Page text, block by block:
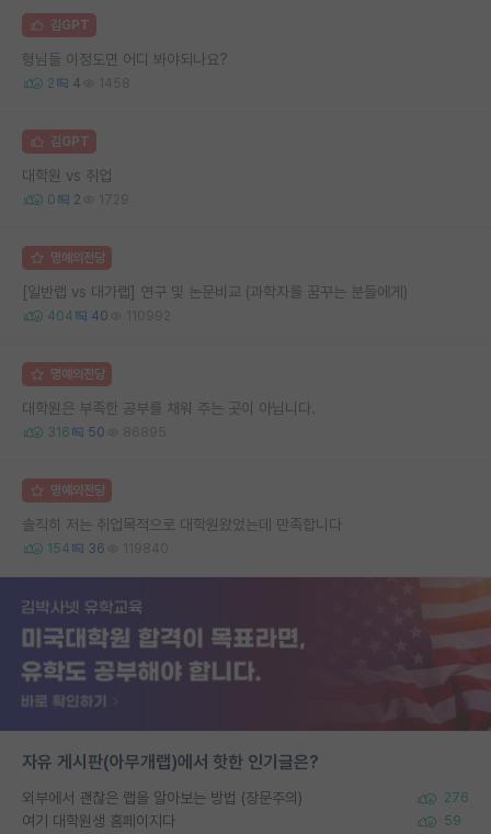
김GPT
형님들 이정도면 어디 봐야되나요?
2 4 1458
김GPT
대학원 vs 취업
0 2 1729
명예의전당
[일반랩 vs 대가랩] 연구 및 논문비교 (과학자를 꿈꾸는 분들에게)
404 40 110992
명예의전당
대학원은 부족한 공부를 채워 주는 곳이 아닙니다.
316 50 86895
명예의전당
솔직히 저는 취업목적으로 대학원왔었는데 만족합니다
154 36 119840
자유 게시판(아무개랩)에서 핫한 인기글은?
외부에서 괜찮은 랩을 알아보는 방법 (장문주의) 276
여기 대학원생 홈페이지다 59